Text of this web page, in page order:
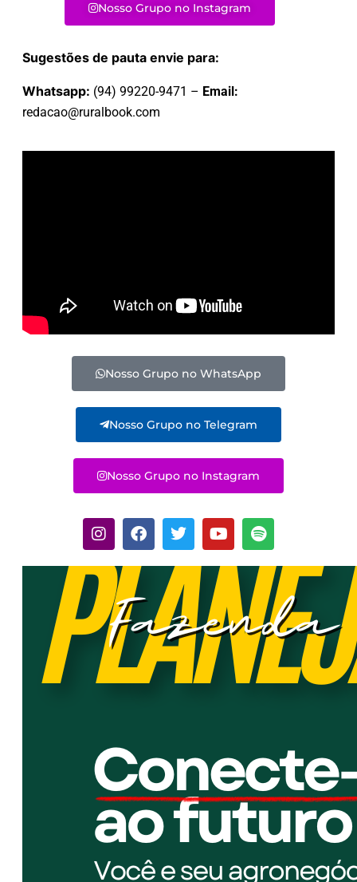
Nosso Grupo no Instagram
Sugestões de pauta envie para:
Whatsapp: (94) 99220-9471 – Email:
redacao@ruralbook.com
Nosso Grupo no WhatsApp
Nosso Grupo no Telegram
Nosso Grupo no Instagram